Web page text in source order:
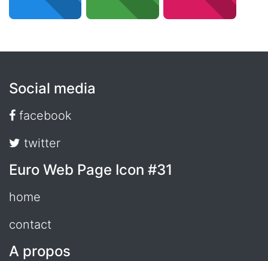
Social media
facebook
twitter
Euro Web Page Icon #31
home
contact
A propos